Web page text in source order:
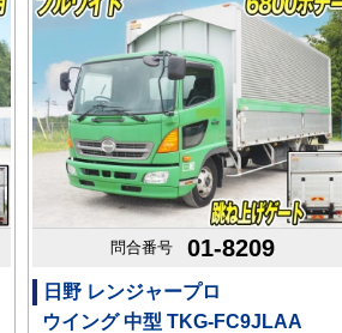
問合番号 01-8209
日野 レンジャープロ
ウイング 中型 TKG-FC9JLAA